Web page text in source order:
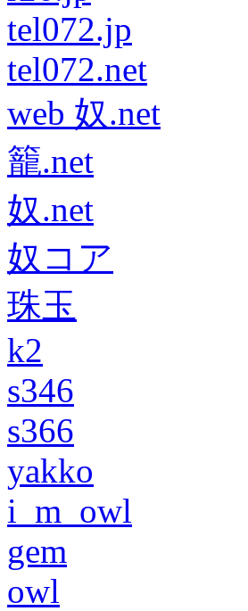
tel072.jp
tel072.net
web 奴.net
籠.net
奴.net
奴コア
珠玉
k2
s346
s366
yakko
i_m_owl
gem
owl